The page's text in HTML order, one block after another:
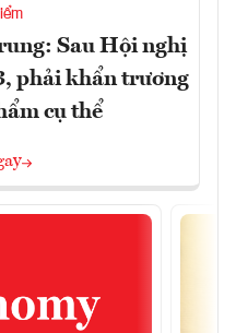
Sau Hội nghị
phải khẩn trương
cụ thể